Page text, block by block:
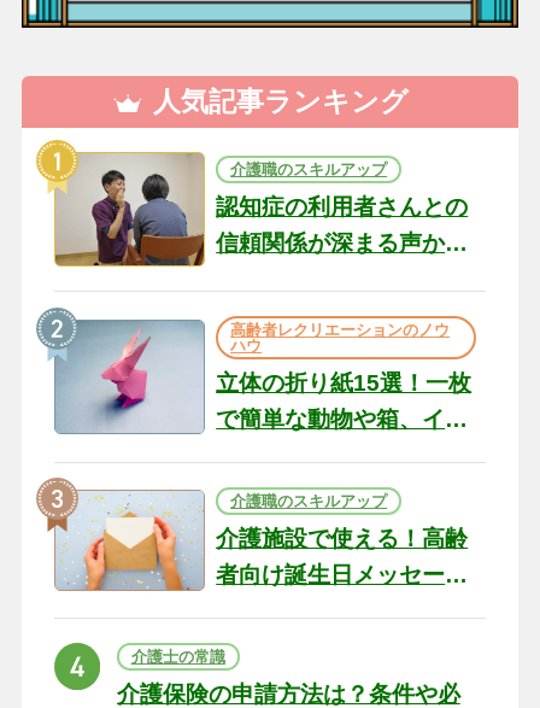
人気記事ランキング
介護職のスキルアップ
認知症の利用者さんとの
信頼関係が深まる声かけ
の現場から（22）
高齢者レクリエーションのノウ
ハウ
立体の折り紙15選！一枚
で簡単な動物や箱、イン
介護職のスキルアップ
介護施設で使える！高齢
者向け誕生日メッセージ
ト
介護士の常識
介護保険の申請方法は？条件や必